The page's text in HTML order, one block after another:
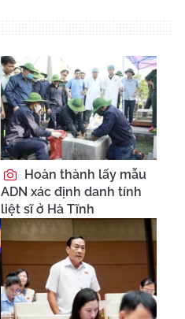
Hoàn thành lấy mẫu
ADN xác định danh tính
liệt sĩ ở Hà Tĩnh